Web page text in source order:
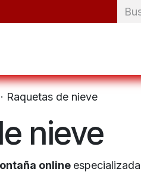
· Raquetas de nieve
nieve
online